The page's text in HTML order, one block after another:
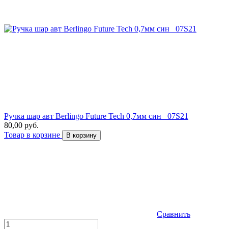
Ручка шар авт Berlingo Future Tech 0,7мм син _07S21
80,00 руб.
Товар в корзине
В корзину
Сравнить